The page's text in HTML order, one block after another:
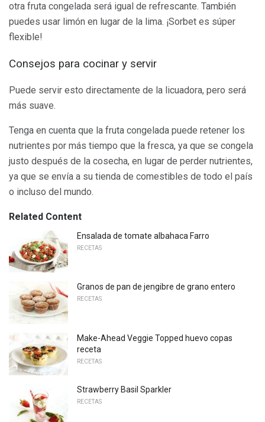
otra fruta congelada será igual de refrescante. También
puedes usar limón en lugar de la lima. ¡Sorbet es súper
flexible!
Consejos para cocinar y servir
Puede servir esto directamente de la licuadora, pero será
más suave.
Tenga en cuenta que la fruta congelada puede retener los
nutrientes por más tiempo que la fresca, ya que se congela
justo después de la cosecha, en lugar de perder nutrientes,
ya que se envía a su tienda de comestibles de todo el país
o incluso del mundo.
Related Content
Ensalada de tomate albahaca Farro
RECETAS
Granos de pan de jengibre de grano entero
RECETAS
Make-Ahead Veggie Topped huevo copas
receta
RECETAS
Strawberry Basil Sparkler
RECETAS